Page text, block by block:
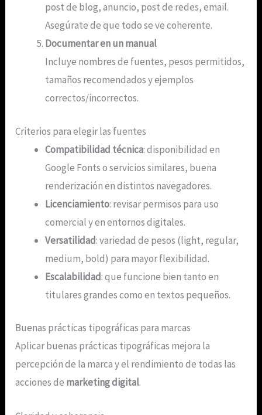
post de blog, anuncio, post de redes, email.
Asegúrate de que todo se ve coherente.
Documentar en un manual
Incluye nombres de fuentes, pesos permitidos,
tamaños recomendados y ejemplos
correctos/incorrectos.
Criterios para elegir las fuentes
Compatibilidad técnica: disponibilidad en
Google Fonts o servicios similares, buena
renderización en distintos navegadores.
Licenciamiento: revisar permisos para uso
comercial y en entornos digitales.
Versatilidad: variedad de pesos (light, regular,
medium, bold) para mayor flexibilidad.
Escalabilidad: que funcione bien tanto en
titulares grandes como en textos pequeños.
Buenas prácticas tipográficas para marcas
Aplicar buenas prácticas tipográficas mejora la
percepción de la marca y el rendimiento de todas las
acciones de marketing digital.